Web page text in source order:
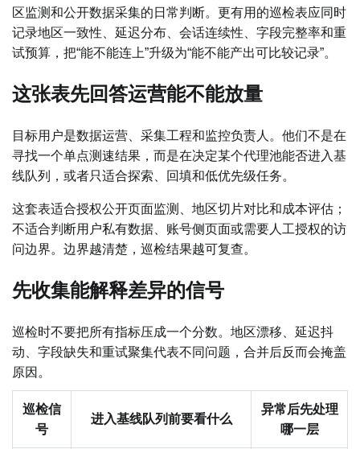
区监测和公开数据采集的日常判断。更有用的巡检表应同时
记录地区一致性、延迟分布、会话连续性、字段完整率和重
试预算，把“能不能连上”升级为“能不能产出可比较记录”。
这张表先回答运营能不能放量
目标用户是数据运营、采集工程和监控负责人。他们不是在
寻找一个单点测速结果，而是在决定某个代理池能否进入基
线队列，或者只适合探索、回填和低优先级任务。
这套表适合授权公开页面监测、地区切片对比和成本评估；
不适合判断用户私有数据、账号侧页面或需要人工授权的访
问边界。边界越清楚，巡检结果越可复查。
先收集能解释差异的信号
巡检时不要把所有指标压成一个分数。地区漂移、延迟抖
动、字段缺失和重试聚集代表不同问题，合并后反而会掩盖
原因。
巡检信
号
进入基线队列前要看什么
异常后先处理
哪一层